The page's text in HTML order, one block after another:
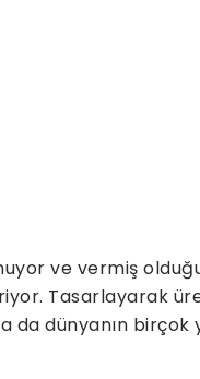
ve vermiş
Tasarlayarak
da dünyanın